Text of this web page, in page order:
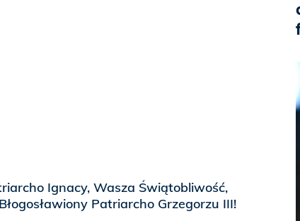
Ignacy, Wasza Świątobliwość,
Patriarcho Grzegorzu III!